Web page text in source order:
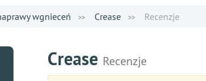
wgnieceń Crease Recenzje
Crease Recenzje